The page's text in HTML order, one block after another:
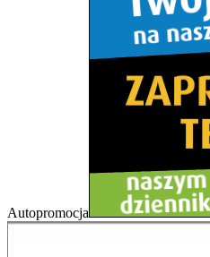
Autopromocja